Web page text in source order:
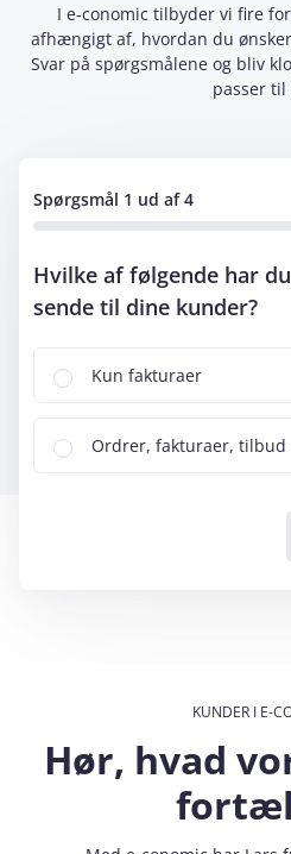
I e‑conomic tilbyder vi fire
afhængigt af, hvordan du
Svar på spørgsmålene og bliv
passer til
Spørgsmål 1 ud af 4
Hvilke af følgende har
sende til dine kunder?
Kun fakturaer
Ordrer, fakturaer, tilbud
KUNDER I E-
Hør, hvad